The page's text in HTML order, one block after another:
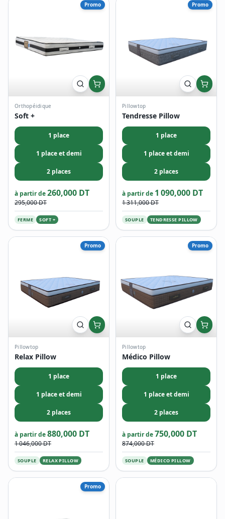
Promo
Orthopéidique
Soft +
1 place
1 place et demi
2 places
à partir de260,000 DT
295,000 DT
FERME SOFT +
Promo
Pillowtop
Tendresse Pillow
1 place
1 place et demi
2 places
à partir de 1 090,000 DT
1 311,000 DT
SOUPLE TENDRESSE PILLOW
Promo
Pillowtop
Relax Pillow
1 place
1 place et demi
2 places
à partir de880,000 DT
1 046,000 DT
SOUPLE RELAX PILLOW
Promo
Pillowtop
Médico Pillow
1 place
1 place et demi
2 places
à partir de750,000 DT
874,000 DT
SOUPLE MÉDICO PILLOW
Promo